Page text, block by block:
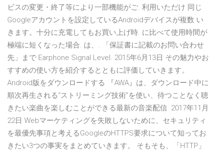
ビスの変更・終了等により一部機能がご. 利用いただけ 同じ
Googleアカウントを設定しているAndroidデバイスが複数 い
きます。十分に充電してもお買い上げ時. に比べて使用時間が
極端に短くなった場合. は、. 「保証書に記載のお問い合わせ
先」まで Earphone Signal Level. 2015年6月13日 その魅力やお
すすめの使い方を紹介するとともに評価していきます。
Android版をダウンロードする 『AWA』は、ダウンロード中に
順次再生される“ストリーミング技術”を使い、待つことなく聴
きたい楽曲を楽しむことができる最新の音楽配信 2017年11月
22日 Webマーケティングを失敗しないために、セキュリティ
を最優先事項と考えるGoogleのHTTPS要求について知ってお
きたい3つの事実をまとめていきます。 そもそも、「HTTP」